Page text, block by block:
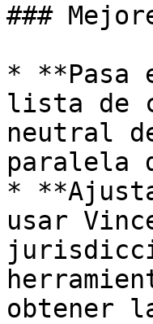
###
* **Pasa
lista de
neutral
paralela
*
usar
obtener